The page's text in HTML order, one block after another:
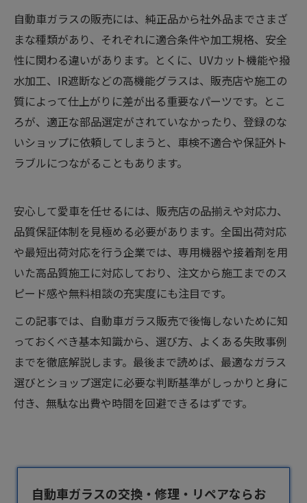
自動車ガラスの販売には、純正品から社外品までさまざ
まな種類があり、それぞれに適合条件や加工規格、安全
性に関わる違いがあります。とくに、UVカット機能や撥
水加工、IR遮断などの高機能グラスは、販売店や施工の
質によって仕上がりに差が出る重要なパーツです。とこ
ろが、適正な部品選定がされていなかったり、登録のな
いショップに依頼してしまうと、車検不適合や保証外ト
ラブルにつながることもあります。
安心して愛車を任せるには、販売店の品揃えや対応力、
品質保証体制を見極める必要があります。全国出荷対応
や最短出荷対応を行う企業では、専用機器や接着剤を用
いた高品質施工に対応しており、注文から施工までのス
ピード感や無料相談の充実度にも注目です。
この記事では、自動車ガラス販売で後悔しないために知
っておくべき基本知識から、選び方、よくある失敗事例
までを徹底解説します。最後まで読めば、最適なガラス
選びとショップ選定に必要な判断基準がしっかりと身に
付き、無駄な出費や時間を回避できるはずです。
自動車ガラスの交換・修理・リペアならお